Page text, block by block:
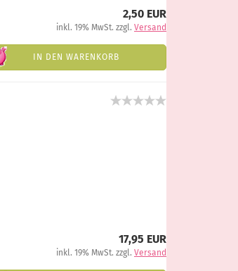
2,50 EUR
inkl. 19% MwSt. zzgl. Versand
IN DEN WARENKORB
17,95 EUR
inkl. 19% MwSt. zzgl. Versand